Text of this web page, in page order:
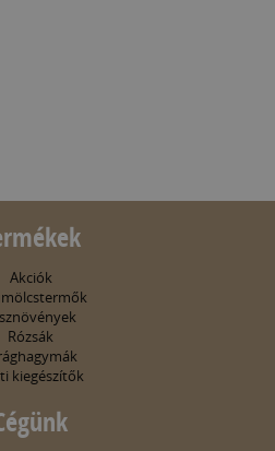
Akciók
Rózsák
kiegészítők